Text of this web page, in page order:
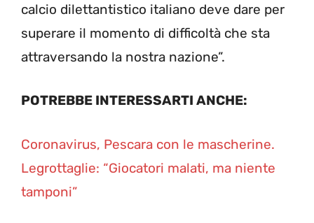
calcio dilettantistico italiano deve dare per
superare il momento di difficoltà che sta
attraversando la nostra nazione”.
POTREBBE INTERESSARTI ANCHE:
Coronavirus, Pescara con le mascherine.
Legrottaglie: “Giocatori malati, ma niente
tamponi”